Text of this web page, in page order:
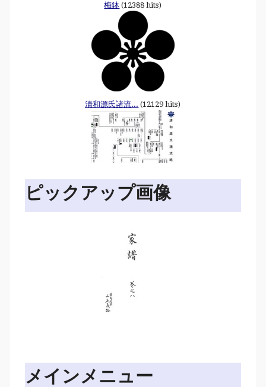
梅鉢 (12388 hits)
清和源氏諸流... (12129 hits)
ピックアップ画像
メインメニュー